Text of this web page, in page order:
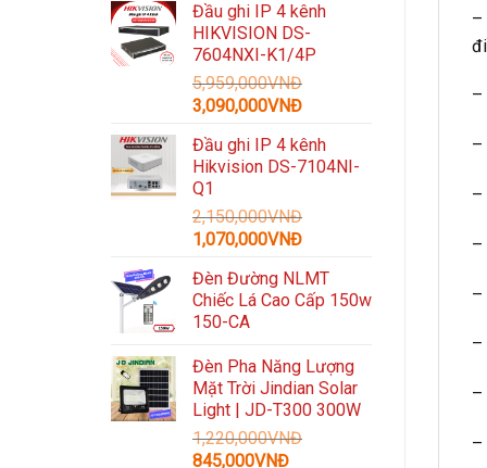
là:
3,300,000VNĐ.
tại
là:
1,489,000VNĐ.
Đầu ghi IP 4 kênh
HIKVISION DS-
7604NXI-K1/4P
5,959,000VNĐ
Giá
là:
5,959,000VNĐ.
3,090,000VNĐGiá
tại
là:
Đầu ghi IP 4 kênh
Hikvision DS-7104NI-
Q1
2,150,000VNĐ
Giá
là:
2,150,000VNĐ.
1,070,000VNĐGiá
tại
là:
Đèn Đường NLMT
Chiếc Lá Cao Cấp 150w
150-CA
Đèn Pha Năng Lượng
Mặt Trời Jindian Solar
Light | JD-T300 300W
1,220,000VNĐ
Giá
845,000VNĐGiá
–
–
–
–
–
–
–
–
–